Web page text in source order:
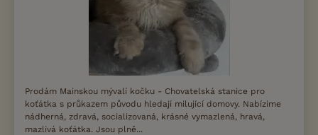
Prodám Mainskou mývalí kočku - Chovatelská stanice pro
koťátka s průkazem původu hledají milující domovy. Nabízime
nádherná, zdravá, socializovaná, krásné vymazlená, hravá,
mazlivá koťátka. Jsou plně...